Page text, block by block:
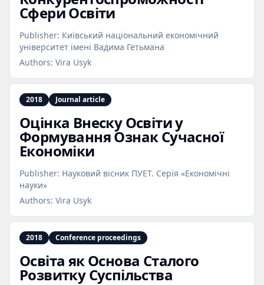
Сфери Освіти
Publisher: Київський національний економічний
університет імені Вадима Гетьмана
Authors: Vira Usyk
2018 Journal article
Оцінка Внеску Освіти у
Формування Ознак Сучасної
Економіки
Publisher: Науковий вісник ПУЕТ. Серія «Економічні
науки»
Authors: Vira Usyk
2018 Conference proceedings
Освіта як Основа Сталого
Розвитку Суспільства